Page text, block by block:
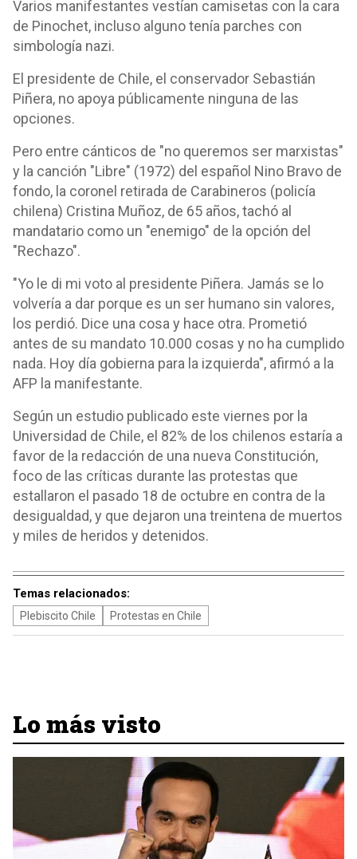
Varios manifestantes vestían camisetas con la cara
de Pinochet, incluso alguno tenía parches con
simbología nazi.
El presidente de Chile, el conservador Sebastián
Piñera, no apoya públicamente ninguna de las
opciones.
Pero entre cánticos de "no queremos ser marxistas"
y la canción "Libre" (1972) del español Nino Bravo de
fondo, la coronel retirada de Carabineros (policía
chilena) Cristina Muñoz, de 65 años, tachó al
mandatario como un "enemigo" de la opción del
"Rechazo".
"Yo le di mi voto al presidente Piñera. Jamás se lo
volvería a dar porque es un ser humano sin valores,
los perdió. Dice una cosa y hace otra. Prometió
antes de su mandato 10.000 cosas y no ha cumplido
nada. Hoy día gobierna para la izquierda", afirmó a la
AFP la manifestante.
Según un estudio publicado este viernes por la
Universidad de Chile, el 82% de los chilenos estaría a
favor de la redacción de una nueva Constitución,
foco de las críticas durante las protestas que
estallaron el pasado 18 de octubre en contra de la
desigualdad, y que dejaron una treintena de muertos
y miles de heridos y detenidos.
Temas relacionados:
Plebiscito Chile Protestas en Chile
Lo más visto